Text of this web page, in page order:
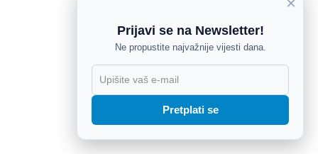
Prijavi se na Newsletter!
Ne propustite najvažnije vijesti dana.
Pretplati se